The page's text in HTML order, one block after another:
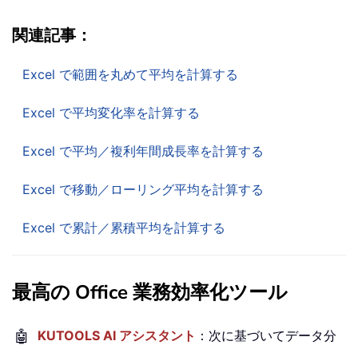
関連記事：
Excel で範囲を丸めて平均を計算する
Excel で平均変化率を計算する
Excel で平均／複利年間成長率を計算する
Excel で移動／ローリング平均を計算する
Excel で累計／累積平均を計算する
最高の Office 業務効率化ツール
🤖 KUTOOLS AI アシスタント ：次に基づいてデータ分